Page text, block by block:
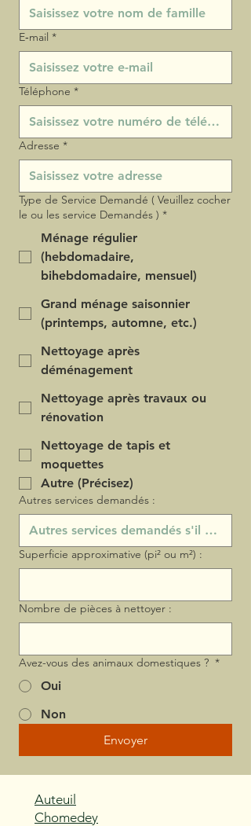
E‑mail *
Téléphone *
Adresse *
Type de Service Demandé ( Veuillez cocher
le ou les service Demandés ) *
Ménage régulier
(hebdomadaire,
bihebdomadaire, mensuel)
Grand ménage saisonnier
(printemps, automne, etc.)
Nettoyage après
déménagement
Nettoyage après travaux ou
rénovation
Nettoyage de tapis et
moquettes
Autre (Précisez)
Autres services demandés :
Superficie approximative (pi² ou m²) :
Nombre de pièces à nettoyer :
Avez-vous des animaux domestiques ? *
Oui
Non
Envoyer
Auteuil
Chomedey